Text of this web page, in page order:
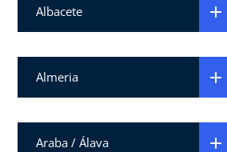
Albacete
Almeria
Araba / Álava